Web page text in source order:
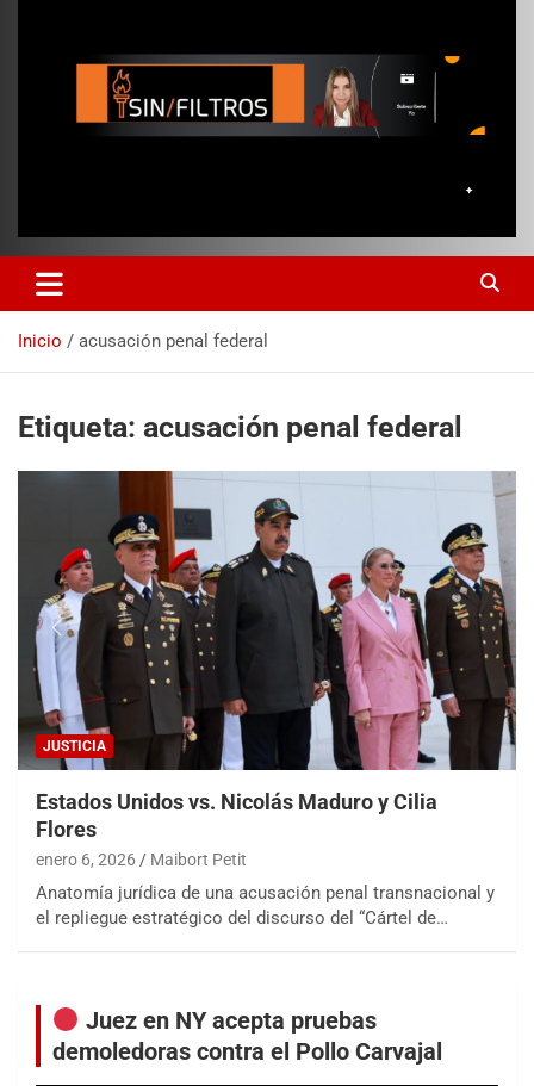
Inicio acusación penal federal
Etiqueta: acusación penal federal
JUSTICIA
Estados Unidos vs. Nicolás Maduro y Cilia
Flores
enero 6, 2026 Maibort Petit
Anatomía jurídica de una acusación penal transnacional y
el repliegue estratégico del discurso del “Cártel de…
Juez en NY acepta pruebas
demoledoras contra el Pollo Carvajal